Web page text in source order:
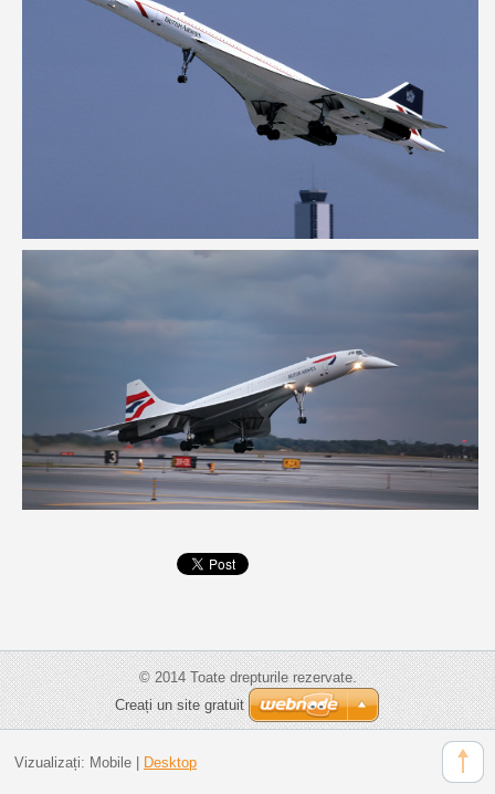
© 2014 Toate drepturile rezervate.
Creați un site gratuit
Vizualizați: Mobile| Desktop